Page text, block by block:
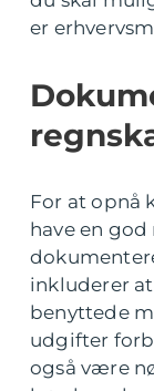
er
For at opnå
have en god
inkluderer
benyttede
udgifter
også være